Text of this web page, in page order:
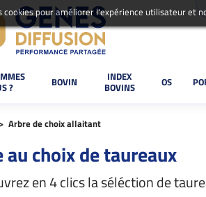
?
BOVIN
INDEX
BOVINS
OS
Arbre de choix allaitant
au choix de taureaux
en 4 clics la séléction de
pour améliorer l'expérience utilisateur et